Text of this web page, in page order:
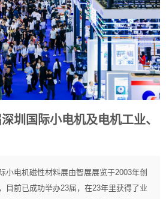
圳国际小电机及电机工业、
小电机磁性材料展由智展展览于2003年创
目前已成功举办23届，在23年里获得了业